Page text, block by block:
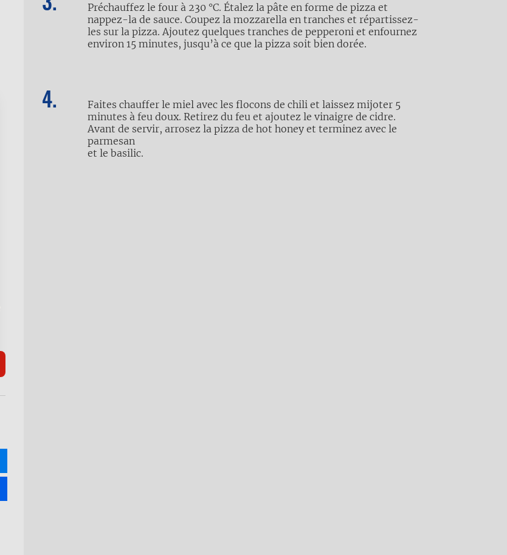
Préchauffez le four à 230 °C. Étalez la pâte en forme de pizza et
nappez-la de sauce. Coupez la mozzarella en tranches et répartissez-
les sur la pizza. Ajoutez quelques tranches de pepperoni et enfournez
environ 15 minutes, jusqu’à ce que la pizza soit bien dorée.
Faites chauffer le miel avec les flocons de chili et laissez mijoter 5
minutes à feu doux. Retirez du feu et ajoutez le vinaigre de cidre.
Avant de servir, arrosez la pizza de hot honey et terminez avec le
parmesan
et le basilic.